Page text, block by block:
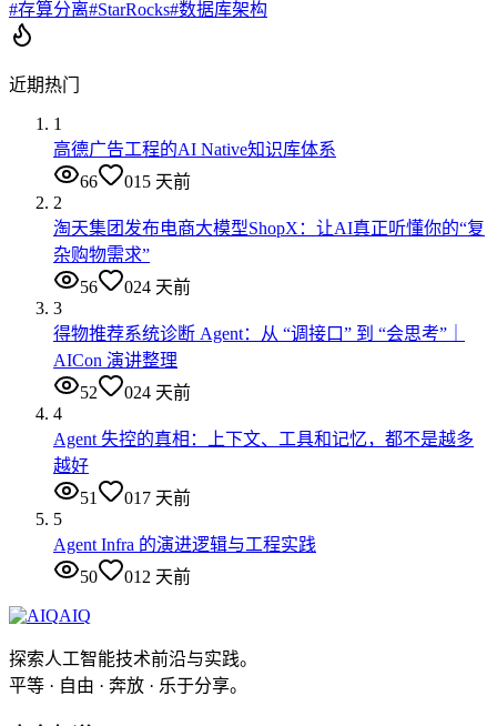
#存算分离#StarRocks#数据库架构
近期热门
1
高德广告工程的AI Native知识库体系
66
015 天前
2
淘天集团发布电商大模型ShopX：让AI真正听懂你的“复
杂购物需求”
56
024 天前
3
得物推荐系统诊断 Agent：从 “调接口” 到 “会思考”｜
AICon 演讲整理
52
024 天前
4
Agent 失控的真相：上下文、工具和记忆，都不是越多
越好
51
017 天前
5
Agent Infra 的演进逻辑与工程实践
50
012 天前
AIQ
探索人工智能技术前沿与实践。
平等 · 自由 · 奔放 · 乐于分享。